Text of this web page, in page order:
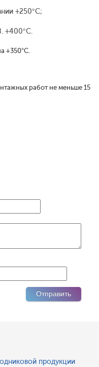
+250°С;
+400°С.
+350°С.
работ не меньше 15
продукции